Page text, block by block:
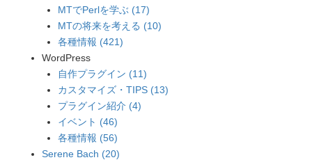
MTでPerlを学ぶ (17)
MTの将来を考える (10)
各種情報 (421)
WordPress
自作プラグイン (11)
カスタマイズ・TIPS (13)
プラグイン紹介 (4)
イベント (46)
各種情報 (56)
Serene Bach (20)